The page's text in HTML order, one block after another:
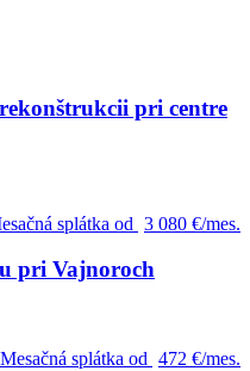
pri centre
splátka od 3 080 €/mes.
pri Vajnoroch
Mesačná splátka od 472 €/mes.